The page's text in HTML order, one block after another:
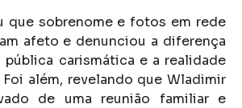
que sobrenome e fotos em rede
afeto e denunciou a diferença
pública carismática e a realidade
além, revelando que Wladimir
de uma reunião familiar e